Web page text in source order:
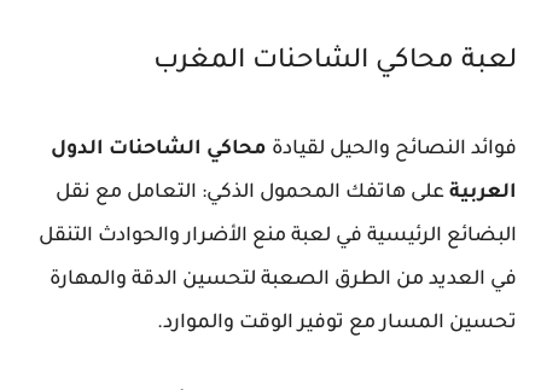
لعبة محاكي الشاحنات المغرب
فوائد النصائح والحيل لقيادة محاكي الشاحنات الدول
العربية على هاتفك المحمول الذكي: التعامل مع نقل
البضائع الرئيسية في لعبة منع الأضرار والحوادث التنقل
في العديد من الطرق الصعبة لتحسين الدقة والمهارة
تحسين المسار مع توفير الوقت والموارد.